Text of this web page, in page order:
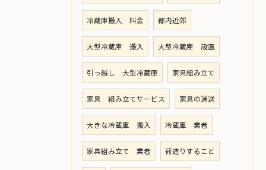
冷蔵庫搬入 料金 都内近郊
大型冷蔵庫 搬入 大型冷蔵庫 設置
引っ越し 大型冷蔵庫 家具組み立て
家具 組み立てサービス 家具の運送
大きな冷蔵庫 搬入 冷蔵庫 業者
家具組み立て 業者 荷造りすること